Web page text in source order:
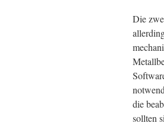
Die
die
sollten